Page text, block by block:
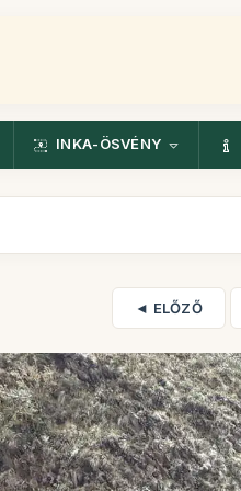
INKA-ÖSVÉNY
◄ ELŐZŐ